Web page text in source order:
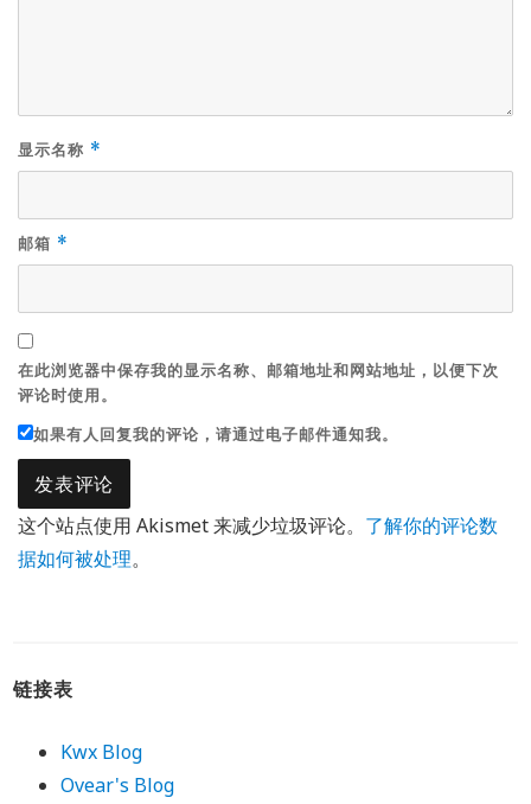
显示名称 *
邮箱 *
在此浏览器中保存我的显示名称、邮箱地址和网站地址，以便下次
评论时使用。
如果有人回复我的评论，请通过电子邮件通知我。
这个站点使用 Akismet 来减少垃圾评论。 了解你的评论数
据如何被处理。
链接表
Kwx Blog
Ovear's Blog